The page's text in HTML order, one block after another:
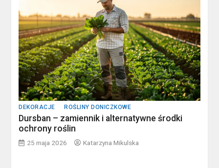
DEKORACJE ROŚLINY DONICZKOWE
Dursban – zamiennik i alternatywne środki
ochrony roślin
25 maja 2026 Katarzyna Mikulska